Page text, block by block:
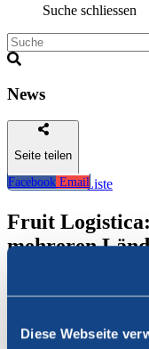
Diese Webseite
Suche schliessen
News
Seite teilen
Facebook Email
Zurück zur Liste
Fruit
mehreren